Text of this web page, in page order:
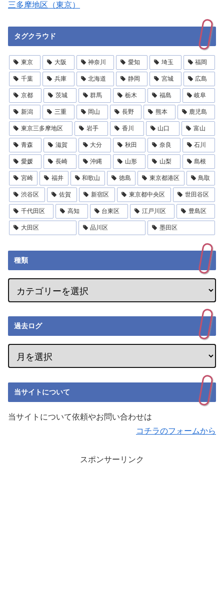
三多摩地区（東京）
タグクラウド
東京 大阪 神奈川 愛知 埼玉 福岡
千葉 兵庫 北海道 静岡 宮城 広島
京都 茨城 群馬 栃木 福島 岐阜
新潟 三重 岡山 長野 熊本 鹿児島
東京三多摩地区 岩手 香川 山口 富山
青森 滋賀 大分 秋田 奈良 石川
愛媛 長崎 沖縄 山形 山梨 島根
宮崎 福井 和歌山 徳島 東京都港区 鳥取
渋谷区 佐賀 新宿区 東京都中央区 世田谷区
千代田区 高知 台東区 江戸川区 豊島区
大田区 品川区 墨田区
種類
過去ログ
当サイトについて
当サイトについて依頼やお問い合わせは
コチラのフォームから
スポンサーリンク